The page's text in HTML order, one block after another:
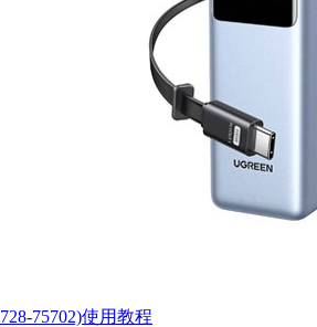
75702)使用教程